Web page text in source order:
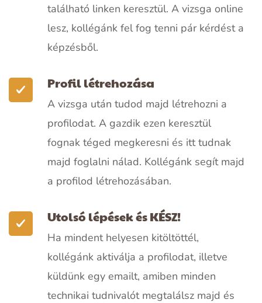
található linken keresztül. A vizsga online
lesz, kollégánk fel fog tenni pár kérdést a
képzésből.
Profil létrehozása
A vizsga után tudod majd létrehozni a
profilodat. A gazdik ezen keresztül
fognak téged megkeresni és itt tudnak
majd foglalni nálad. Kollégánk segít majd
a profilod létrehozásában.
Utolsó lépések és KÉSZ!
Ha mindent helyesen kitöltöttél,
kollégánk aktiválja a profilodat, illetve
küldünk egy emailt, amiben minden
technikai tudnivalót megtalálsz majd és